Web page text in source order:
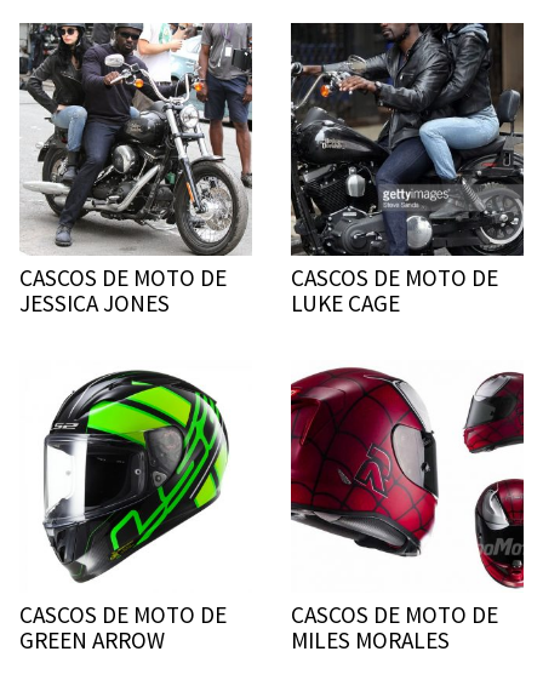
CASCOS DE MOTO DE
JESSICA JONES
CASCOS DE MOTO DE
LUKE CAGE
CASCOS DE MOTO DE
GREEN ARROW
CASCOS DE MOTO DE
MILES MORALES